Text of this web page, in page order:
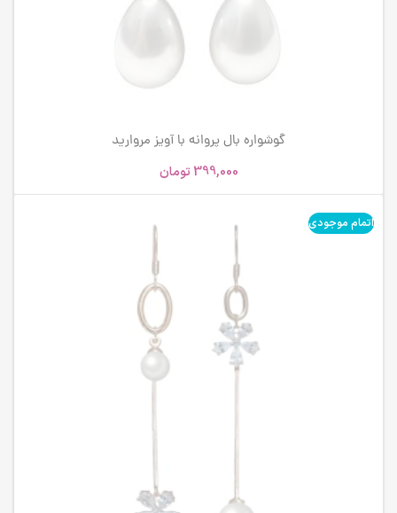
گوشواره بال پروانه با آویز مروارید
399,000 تومان
اتمام موجودی